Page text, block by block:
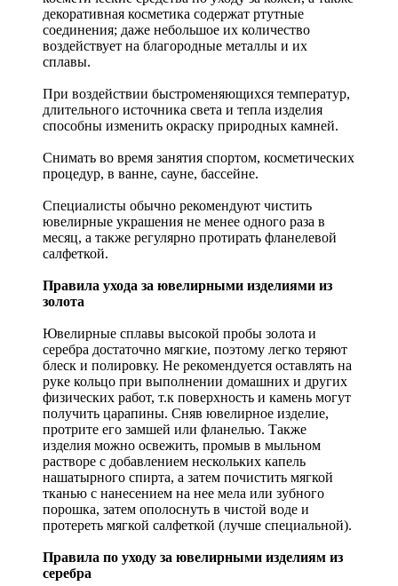
декоративная косметика содержат ртутные
соединения; даже небольшое их количество
воздействует на благородные металлы и их
сплавы.
При воздействии быстроменяющихся температур,
длительного источника света и тепла изделия
способны изменить окраску природных камней.
Снимать во время занятия спортом, косметических
процедур, в ванне, сауне, бассейне.
Специалисты обычно рекомендуют чистить
ювелирные украшения не менее одного раза в
месяц, а также регулярно протирать фланелевой
салфеткой.
Правила ухода за ювелирными изделиями из
золота
Ювелирные сплавы высокой пробы золота и
серебра достаточно мягкие, поэтому легко теряют
блеск и полировку. Не рекомендуется оставлять на
руке кольцо при выполнении домашних и других
физических работ, т.к поверхность и камень могут
получить царапины. Сняв ювелирное изделие,
протрите его замшей или фланелью. Также
изделия можно освежить, промыв в мыльном
растворе с добавлением нескольких капель
нашатырного спирта, а затем почистить мягкой
тканью с нанесением на нее мела или зубного
порошка, затем ополоснуть в чистой воде и
протереть мягкой салфеткой (лучше специальной).
Правила по уходу за ювелирными изделиям из
серебра